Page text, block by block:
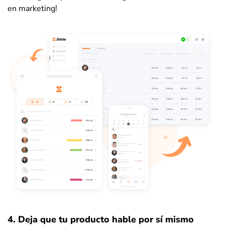
en marketing!
4. Deja que tu producto hable por sí mismo